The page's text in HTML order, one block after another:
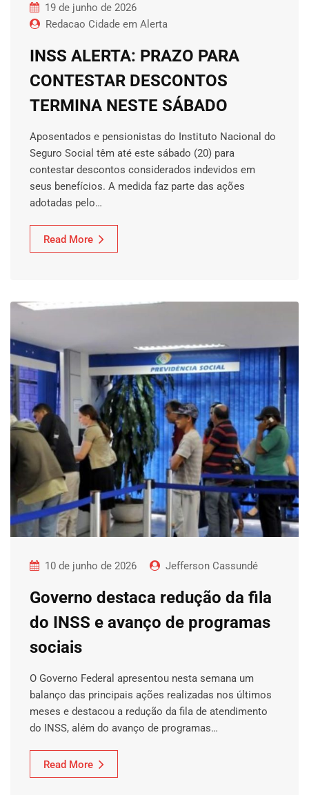
19 de junho de 2026
Redacao Cidade em Alerta
INSS ALERTA: PRAZO PARA
CONTESTAR DESCONTOS
TERMINA NESTE SÁBADO
Aposentados e pensionistas do Instituto Nacional do
Seguro Social têm até este sábado (20) para
contestar descontos considerados indevidos em
seus benefícios. A medida faz parte das ações
adotadas pelo…
Read More
10 de junho de 2026 Jefferson Cassundé
Governo destaca redução da fila
do INSS e avanço de programas
sociais
O Governo Federal apresentou nesta semana um
balanço das principais ações realizadas nos últimos
meses e destacou a redução da fila de atendimento
do INSS, além do avanço de programas…
Read More